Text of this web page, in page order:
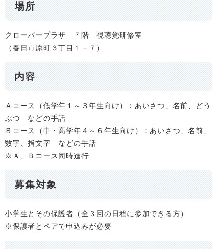
場所
クローバープラザ ７階 視聴覚研修室
（春日市原町３丁目１－７）
内容
Ａコース（低学年１～３年生向け）：あいさつ、名前、どう
ぶつ などの手話
Ｂコース（中・高学年４～６年生向け）：あいさつ、名前、
数字、指文字 などの手話
※Ａ、Ｂコース同時進行
募集対象
小学生とその保護者（全３回の日程に参加できる方）
※保護者とペアで申込みが必要